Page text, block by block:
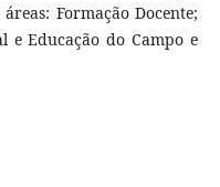
Formação Docente;
e Educação do Campo e